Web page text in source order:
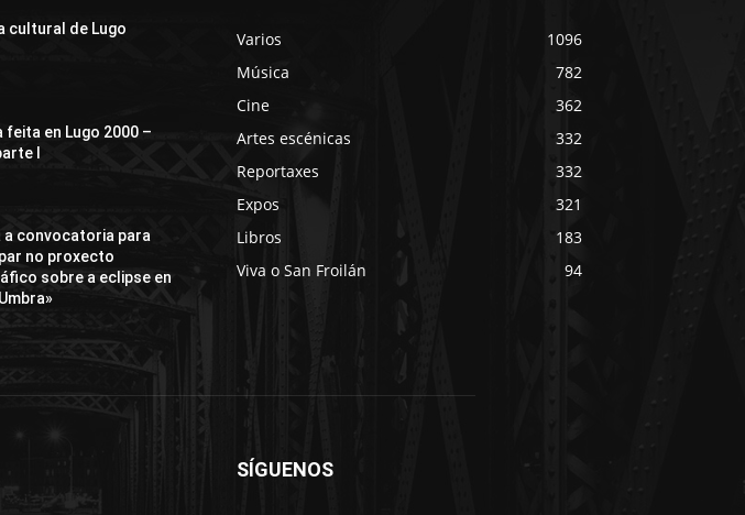
cultural de Lugo
feita en Lugo 2000 –
I
a convocatoria para
no proxecto
sobre a eclipse en
Varios
1096
Música
782
Cine
362
Artes escénicas
332
Reportaxes
332
Expos
321
Libros
183
Viva o San Froilán
94
SÍGUENOS